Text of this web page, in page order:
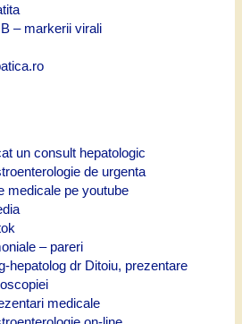
– markerii virali
un consult hepatologic
de urgenta
medicale pe youtube
– pareri
hepatolog dr Ditoiu, prezentare
medicale